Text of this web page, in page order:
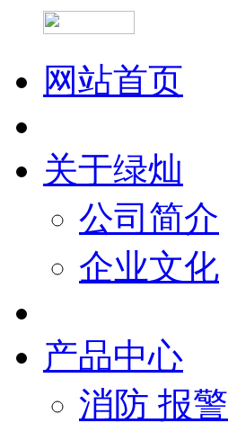
网站首页
关于绿灿
公司简介
企业文化
产品中心
消防 报警